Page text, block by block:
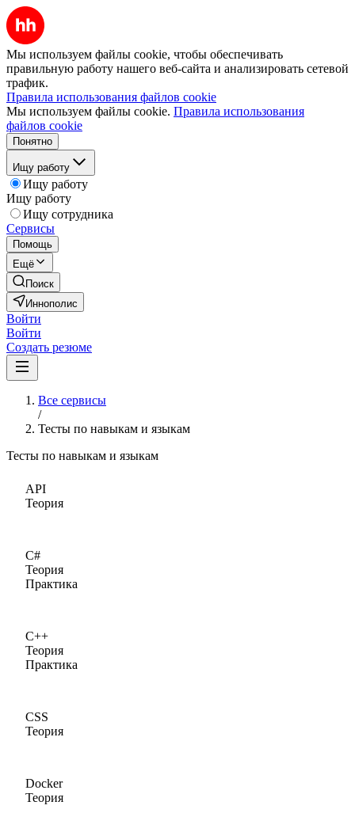
Мы используем файлы cookie, чтобы обеспечивать
правильную работу нашего веб-сайта и анализировать сетевой
трафик.
Правила использования файлов cookie
Мы используем файлы cookie. Правила использования
файлов cookie
Понятно
Ищу работу
Ищу работу
Ищу работу
Ищу сотрудника
Сервисы
Помощь
Ещё
Поиск
Иннополис
Войти
Войти
Создать резюме
Все сервисы
/
Тесты по навыкам и языкам
Тесты по навыкам и языкам
API
Теория
C#
Теория
Практика
C++
Теория
Практика
CSS
Теория
Docker
Теория